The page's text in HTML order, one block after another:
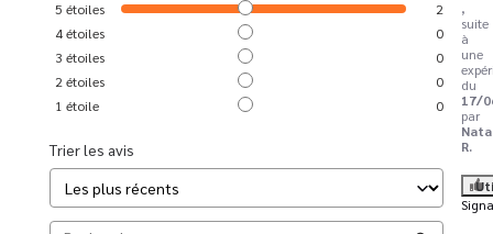
5 étoiles
2
4étoiles
0
3 étoiles
0
2 étoiles
0
1 étoile 0
Trier les avis
,
suite
à
une
du
17/
par
R.